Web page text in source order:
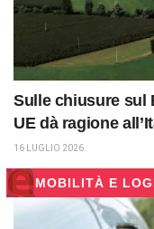
Sulle chiusure sul
UE dà ragione
16 LUGLIO 2026
MOBILITÀ E